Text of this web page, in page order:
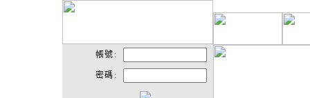
帳號:
密碼: